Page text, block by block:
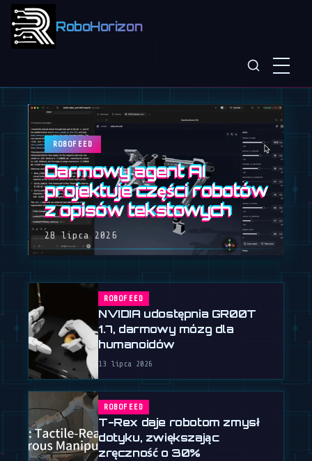
RoboHorizon
ROBOFEED
Darmowy agent AI
projektuje części robotów
z opisów tekstowych
28 lipca 2026
ROBOFEED
NVIDIA udostępnia GR00T
1.7, darmowy mózg dla
humanoidów
13 lipca 2026
ROBOFEED
T-Rex daje robotom zmysł
dotyku, zwiększając
zręczność o 30%